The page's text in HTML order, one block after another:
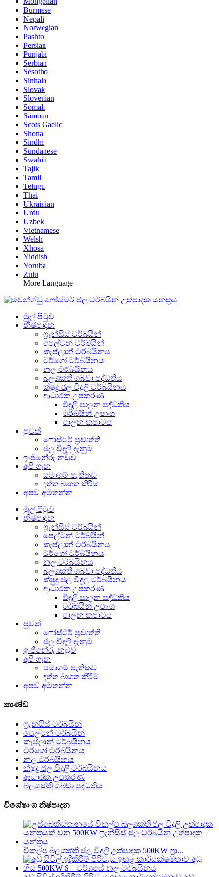
Burmese
Nepali
Norwegian
Pashto
Persian
Punjabi
Serbian
Sesotho
Sinhala
Slovak
Slovenian
Somali
Samoan
Scots Gaelic
Shona
Sindhi
Sundanese
Swahili
Tajik
Tamil
Telugu
Thai
Ukrainian
Urdu
Uzbek
Vietnamese
Welsh
Xhosa
Yiddish
Yoruba
Zulu
More Language
මුල් පිටුව
නිෂ්පාදන
ෆ්‍රැන්සිස් ටර්බයින්
පෙල්ටන් ටර්බයින්
කැප්ලාන් ටර්බයිනය
ටර්ගෝ ටර්බයිනය
නල ටර්බයිනය
බලශක්ති ගබඩා පද්ධතිය
ක්ෂුද්‍ර ජල විදුලි ටර්බයිනය
ආධාරක උපකරණ
විදුලි පාලන පද්ධතිය
ටර්බයින් උපාංග
පාලන කපාටය
පුවත්
ෆෝස්ටර් ප්‍රවෘත්ති
ජල විදුලි දැනුම
ඉංජිනේරු නඩුව
අපි ගැන
සමාගම් පැතිකඩ
දත්ත බාගත කිරීම
අපව අමතන්න
මුල් පිටුව
නිෂ්පාදන
ෆ්‍රැන්සිස් ටර්බයින්
පෙල්ටන් ටර්බයින්
කැප්ලාන් ටර්බයිනය
ටර්ගෝ ටර්බයිනය
නල ටර්බයිනය
බලශක්ති ගබඩා පද්ධතිය
ක්ෂුද්‍ර ජල විදුලි ටර්බයිනය
ආධාරක උපකරණ
විදුලි පාලන පද්ධතිය
ටර්බයින් උපාංග
පාලන කපාටය
පුවත්
ෆෝස්ටර් ප්‍රවෘත්ති
ජල විදුලි දැනුම
ඉංජිනේරු නඩුව
අපි ගැන
සමාගම් පැතිකඩ
දත්ත බාගත කිරීම
අපව අමතන්න
කාණ්ඩ
ෆ්‍රැන්සිස් ටර්බයින්
පෙල්ටන් ටර්බයින්
කැප්ලාන් ටර්බයිනය
ටර්ගෝ ටර්බයිනය
නල ටර්බයිනය
ක්ෂුද්‍ර ජල විදුලි ටර්බයිනය
ආධාරක උපකරණ
බලශක්ති ගබඩා පද්ධතිය
විශේෂාංග නිෂ්පාදන
විකල්ප බලශක්ති ජල විදුලි උත්පාදක 500KW ෆ්‍රා...